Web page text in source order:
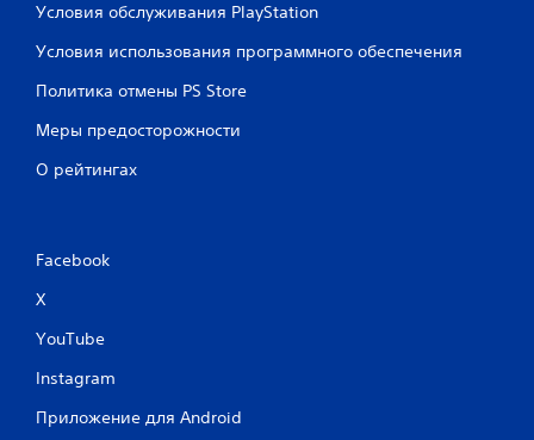
Условия обслуживания PlayStation
Условия использования программного обеспечения
Политика отмены PS Store
Меры предосторожности
О рейтингах
Facebook
X
YouTube
Instagram
Приложение для Android